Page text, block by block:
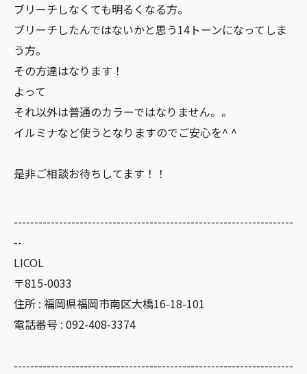
ブリーチしなくても明るくなる方。
ブリーチしたんではないかと思う14トーンになってしま
う方。
その方達はなります！
よって
それ以外は普通のカラーではなりません。。
イルミナなど使うとなりますのでご安心を^ ^
是非ご相談お待ちしてます！！
--------------------------------------------------------------------
--
LICOL
〒815-0033
住所 : 福岡県福岡市南区大橋16-18-101
電話番号 : 092-408-3374
--------------------------------------------------------------------